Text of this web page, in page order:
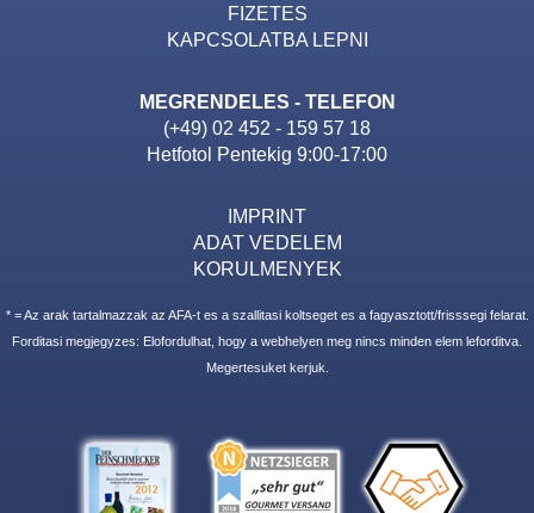
FIZETES
KAPCSOLATBA LEPNI
MEGRENDELES - TELEFON
(+49) 02 452 - 159 57 18
Hetfotol Pentekig 9:00-17:00
IMPRINT
ADAT VEDELEM
KORULMENYEK
* = Az arak tartalmazzak az AFA-t es a szallitasi koltseget es a fagyasztott/frisssegi felarat.
Forditasi megjegyzes: Elofordulhat, hogy a webhelyen meg nincs minden elem leforditva.
Megertesuket kerjuk.